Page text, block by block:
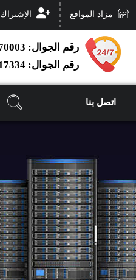
مزاد المواقع الإشتراك
رقم الجوال: 70003-624-010-002
رقم الجوال: 17334-117-011-002
اتصل بنا